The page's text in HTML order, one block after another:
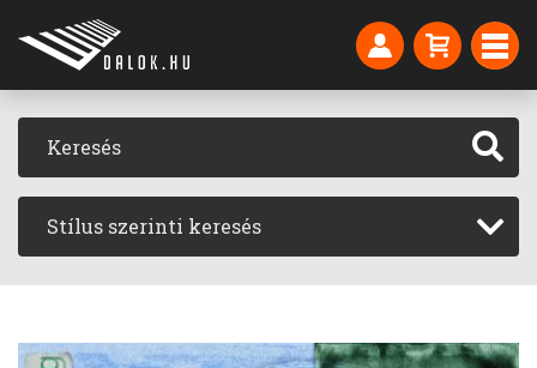
Stílus szerinti keresés